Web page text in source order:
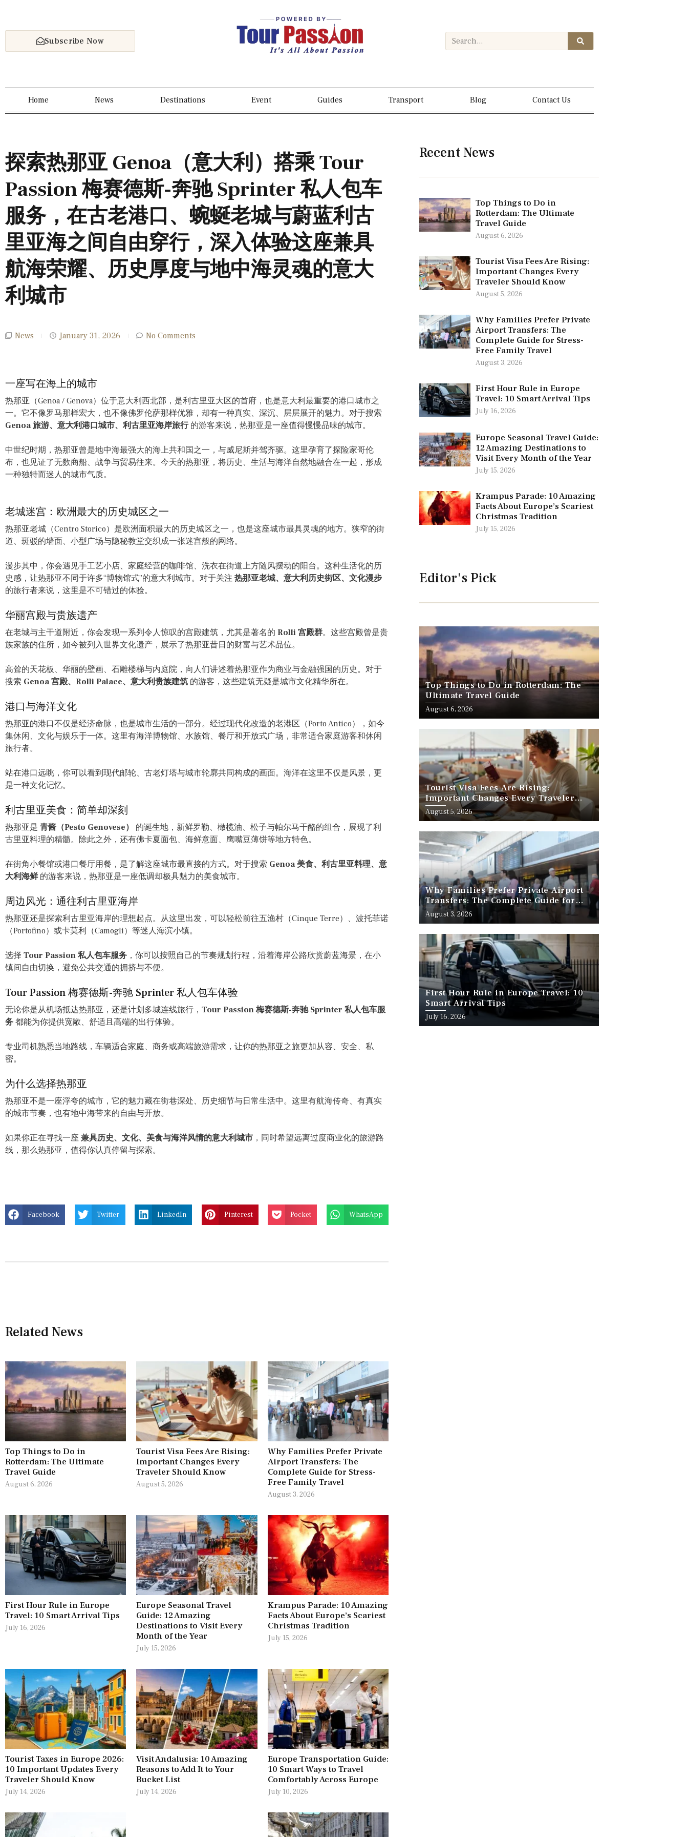
Subscribe Now
Home News Destinations Event Guides Transport Blog Contact Us
探索热那亚 Genoa（意大利）搭乘 Tour
Passion 梅赛德斯-奔驰 Sprinter 私人包车
服务，在古老港口、蜿蜒老城与蔚蓝利古
里亚海之间自由穿行，深入体验这座兼具
航海荣耀、历史厚度与地中海灵魂的意大
利城市
News January 31, 2026 No Comments
一座写在海上的城市
热那亚（Genoa / Genova）位于意大利西北部，是利古里亚大区的首府，也是意大利最重要的港口城市之
一。它不像罗马那样宏大，也不像佛罗伦萨那样优雅，却有一种真实、深沉、层层展开的魅力。对于搜索
Genoa 旅游、意大利港口城市、利古里亚海岸旅行的游客来说，热那亚是一座值得慢慢品味的城市。
中世纪时期，热那亚曾是地中海最强大的海上共和国之一，与威尼斯并驾齐驱。这里孕育了探险家哥伦
布，也见证了无数商船、战争与贸易往来。今天的热那亚，将历史、生活与海洋自然地融合在一起，形成
一种独特而迷人的城市气质。
老城迷宫：欧洲最大的历史城区之一
热那亚老城（Centro Storico）是欧洲面积最大的历史城区之一，也是这座城市最具灵魂的地方。狭窄的街
道、斑驳的墙面、小型广场与隐秘教堂交织成一张迷宫般的网络。
漫步其中，你会遇见手工艺小店、家庭经营的咖啡馆、洗衣在街道上方随风摆动的阳台。这种生活化的历
史感，让热那亚不同于许多“博物馆式”的意大利城市。对于关注 热那亚老城、意大利历史街区、文化漫步
的旅行者来说，这里是不可错过的体验。
华丽宫殿与贵族遗产
在老城与主干道附近，你会发现一系列令人惊叹的宫殿建筑，尤其是著名的 Rolli 宫殿群。这些宫殿曾是贵
族家族的住所，如今被列入世界文化遗产，展示了热那亚昔日的财富与艺术品位。
高耸的天花板、华丽的壁画、石雕楼梯与内庭院，向人们讲述着热那亚作为商业与金融强国的历史。对于
搜索 Genoa 宫殿、Rolli Palace、意大利贵族建筑 的游客，这些建筑无疑是城市文化精华所在。
港口与海洋文化
热那亚的港口不仅是经济命脉，也是城市生活的一部分。经过现代化改造的老港区（Porto Antico），如今
集休闲、文化与娱乐于一体。这里有海洋博物馆、水族馆、餐厅和开放式广场，非常适合家庭游客和休闲
旅行者。
站在港口远眺，你可以看到现代邮轮、古老灯塔与城市轮廓共同构成的画面。海洋在这里不仅是风景，更
是一种文化记忆。
利古里亚美食：简单却深刻
热那亚是 青酱（Pesto Genovese）
的诞生地，新鲜罗勒、橄榄油、松子与帕尔马干酪的组合，展现了利
古里亚料理的精髓。除此之外，还有佛卡夏面包、海鲜意面、鹰嘴豆薄饼等地方特色。
在街角小餐馆或港口餐厅用餐，是了解这座城市最直接的方式。对于搜索 Genoa 美食、利古里亚料理、意
大利海鲜的游客来说，热那亚是一座低调却极具魅力的美食城市。
周边风光：通往利古里亚海岸
热那亚还是探索利古里亚海岸的理想起点。从这里出发，可以轻松前往五渔村（Cinque Terre）、波托菲诺
（Portofino）或卡莫利（Camogli）等迷人海滨小镇。
选择 Tour Passion 私人包车服务 ，你可以按照自己的节奏规划行程，沿着海岸公路欣赏蔚蓝海景，在小
镇间自由切换，避免公共交通的拥挤与不便。
Tour Passion 梅赛德斯-奔驰 Sprinter 私人包车体验
无论你是从机场抵达热那亚，还是计划多城连线旅行， Tour Passion 梅赛德斯-奔驰 Sprinter 私人包车服
务 都能为你提供宽敞、舒适且高端的出行体验。
专业司机熟悉当地路线，车辆适合家庭、商务或高端旅游需求，让你的热那亚之旅更加从容、安全、私
密。
为什么选择热那亚
热那亚不是一座浮夸的城市，它的魅力藏在街巷深处、历史细节与日常生活中。这里有航海传奇、有真实
的城市节奏，也有地中海带来的自由与开放。
如果你正在寻找一座 兼具历史、文化、美食与海洋风情的意大利城市 ，同时希望远离过度商业化的旅游路
线，那么热那亚，值得你认真停留与探索。
Facebook Twitter LinkedIn Pinterest Pocket WhatsApp
Related News
Top Things to Do in
Rotterdam: The Ultimate
Travel Guide
August 6, 2026
Tourist Visa Fees Are Rising:
Important Changes Every
Traveler Should Know
August 5, 2026
Why Families Prefer Private
Airport Transfers: The
Complete Guide for Stress-
Free Family Travel
August 3, 2026
First Hour Rule in Europe
Travel: 10 Smart Arrival Tips
July 16, 2026
Europe Seasonal Travel
Guide: 12 Amazing
Destinations to Visit Every
Month of the Year
July 15, 2026
Krampus Parade: 10 Amazing
Facts About Europe’s Scariest
Christmas Tradition
July 15, 2026
Tourist Taxes in Europe 2026:
10 Important Updates Every
Traveler Should Know
July 14, 2026
Visit Andalusia: 10 Amazing
Reasons to Add It to Your
Bucket List
July 14, 2026
Europe Transportation Guide:
10 Smart Ways to Travel
Comfortably Across Europe
July 10, 2026
Recent News
Top Things to Do in
Rotterdam: The Ultimate
Travel Guide
August 6, 2026
Tourist Visa Fees Are Rising:
Important Changes Every
Traveler Should Know
August 5, 2026
Why Families Prefer Private
Airport Transfers: The
Complete Guide for Stress-
Free Family Travel
August 3, 2026
First Hour Rule in Europe
Travel: 10 Smart Arrival Tips
July 16, 2026
Europe Seasonal Travel Guide:
12 Amazing Destinations to
Visit Every Month of the Year
July 15, 2026
Krampus Parade: 10 Amazing
Facts About Europe’s Scariest
Christmas Tradition
July 15, 2026
Editor's Pick
Top Things to Do in Rotterdam: The
Ultimate Travel Guide
August 6, 2026
Tourist Visa Fees Are Rising:
Important Changes Every Traveler
Should Know
August 5, 2026
Why Families Prefer Private Airport
Transfers: The Complete Guide for
Stress-Free Family Travel
August 3, 2026
First Hour Rule in Europe Travel: 10
Smart Arrival Tips
July 16, 2026